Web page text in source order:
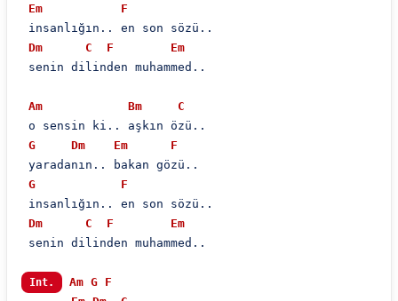
Em
F
i̇nsanlığın.. en son sözü..
Dm
C F
Em
senin dilinden muhammed..
Am Bm
C
o sensin ki.. aşkın özü..
G
Dm Em
F
yaradanın.. bakan gözü..
G
F
i̇nsanlığın.. en son sözü..
Dm
C F
Em
senin dilinden muhammed..
Int. Am G
F